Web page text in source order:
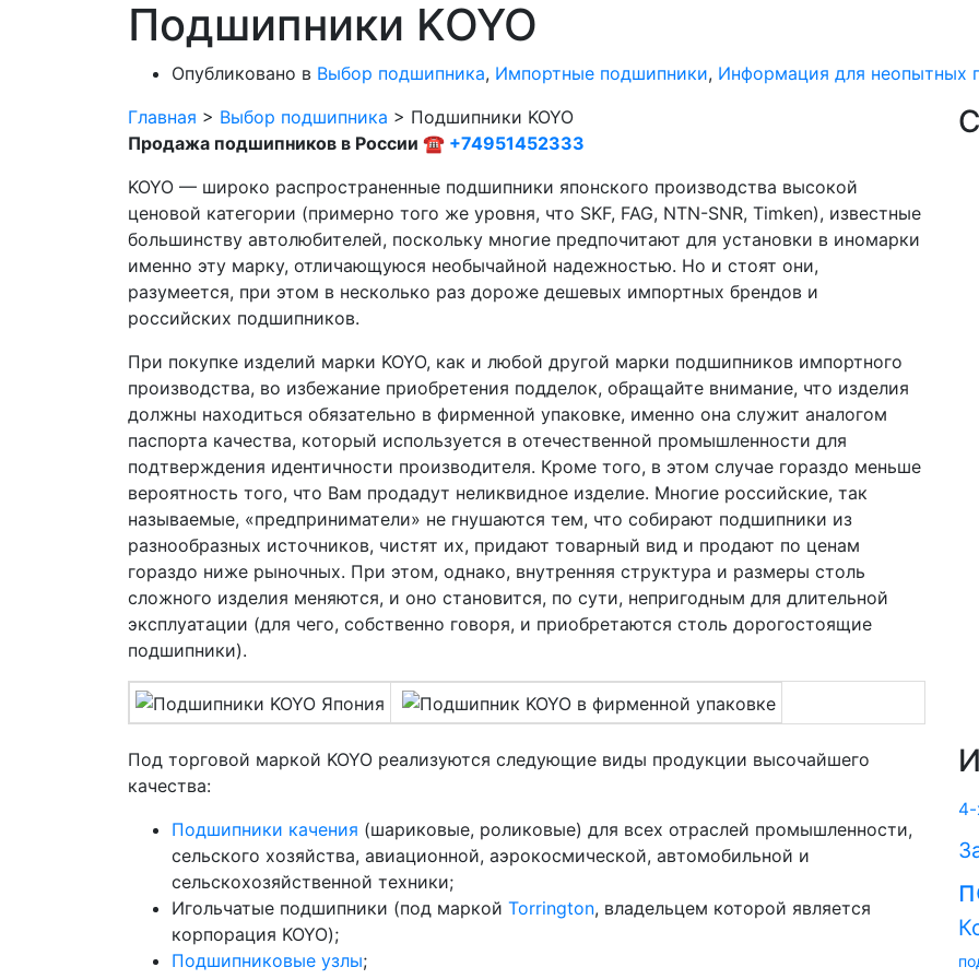
Подшипники KOYO
Опубликовано в Выбор подшипника, Импортные подшипники, Информация для неопытных
Главная > Выбор подшипника > Подшипники KOYO
Продажа подшипников в России ☎ +74951452333
KOYO — широко распространенные подшипники японского производства высокой
ценовой категории (примерно того же уровня, что SKF, FAG, NTN-SNR, Timken), известные
большинству автолюбителей, поскольку многие предпочитают для установки в иномарки
именно эту марку, отличающуюся необычайной надежностью. Но и стоят они,
разумеется, при этом в несколько раз дороже дешевых импортных брендов и
российских подшипников.
При покупке изделий марки KOYO, как и любой другой марки подшипников импортного
производства, во избежание приобретения подделок, обращайте внимание, что изделия
должны находиться обязательно в фирменной упаковке, именно она служит аналогом
паспорта качества, который используется в отечественной промышленности для
подтверждения идентичности производителя. Кроме того, в этом случае гораздо меньше
вероятность того, что Вам продадут неликвидное изделие. Многие российские, так
называемые, «предприниматели» не гнушаются тем, что собирают подшипники из
разнообразных источников, чистят их, придают товарный вид и продают по ценам
гораздо ниже рыночных. При этом, однако, внутренняя структура и размеры столь
сложного изделия меняются, и оно становится, по сути, непригодным для длительной
эксплуатации (для чего, собственно говоря, и приобретаются столь дорогостоящие
подшипники).
Под торговой маркой KOYO реализуются следующие виды продукции высочайшего
качества:
Подшипники качения (шариковые, роликовые) для всех отраслей промышленности,
сельского хозяйства, авиационной, аэрокосмической, автомобильной и
сельскохозяйственной техники;
Игольчатые подшипники (под маркой Torrington, владельцем которой является
корпорация KOYO);
Подшипниковые узлы;